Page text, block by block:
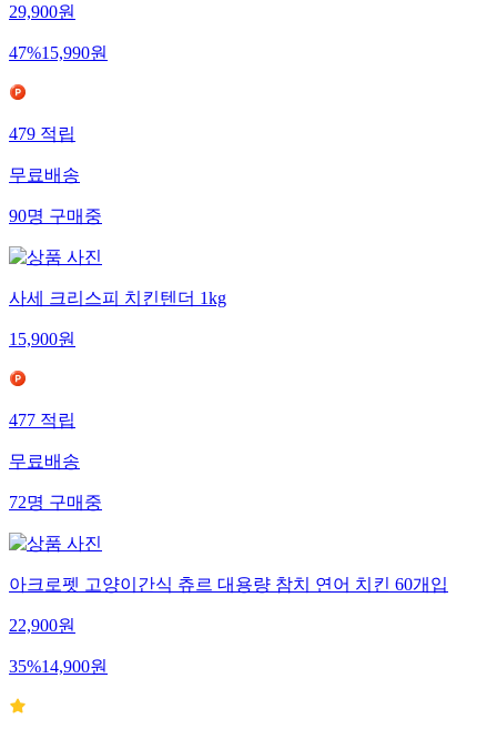
29,900원
47%15,990원
479적립
무료배송
90명구매중
사세 크리스피 치킨텐더 1kg
15,900원
477적립
무료배송
72명구매중
아크로펫 고양이간식 츄르 대용량 참치 연어 치킨 60개입
22,900원
35%14,900원